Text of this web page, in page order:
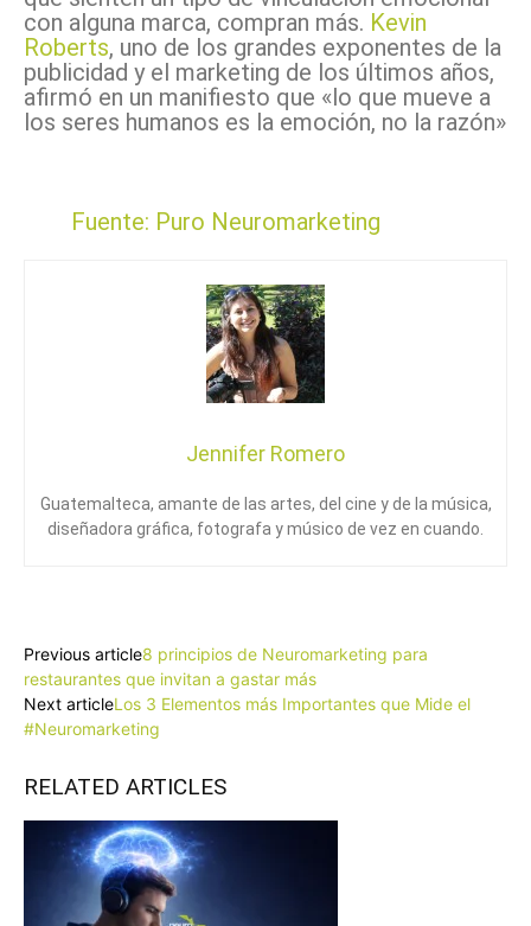
con alguna marca, compran más. Kevin
Roberts, uno de los grandes exponentes de la
publicidad y el marketing de los últimos años,
afirmó en un manifiesto que «lo que mueve a
los seres humanos es la emoción, no la razón»
Fuente: Puro Neuromarketing
Jennifer Romero
Guatemalteca, amante de las artes, del cine y de la música,
diseñadora gráfica, fotografa y músico de vez en cuando.
Previous article8 principios de Neuromarketing para
restaurantes que invitan a gastar más
Next articleLos 3 Elementos más Importantes que Mide el
#Neuromarketing
RELATED ARTICLES